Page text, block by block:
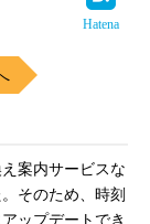
Hatena
案内サービスな
そのため、時刻
ップデートでき